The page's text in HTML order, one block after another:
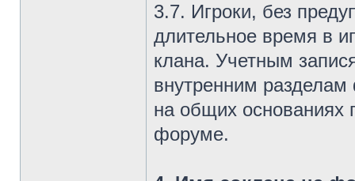
3.7. Игроки, без
длительное время в
клана. Учетным
внутренним
на общих основаниях
форуме.